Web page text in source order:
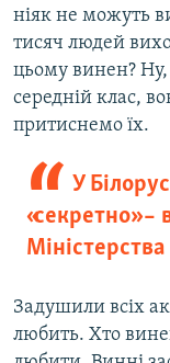
ніяк не можуть
тисяч людей
цьому винен?
середній клас,
притиснемо їх.
У
«секретно» –
Задушили всіх
любить. Хто